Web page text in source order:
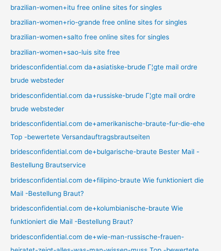
brazilian-women+itu free online sites for singles
brazilian-women+rio-grande free online sites for singles
brazilian-women+salto free online sites for singles
brazilian-women+sao-luis site free
bridesconfidential.com da+asiatiske-brude Г¦gte mail ordre
brude websteder
bridesconfidential.com da+russiske-brude Г¦gte mail ordre
brude websteder
bridesconfidential.com de+amerikanische-braute-fur-die-ehe
Top -bewertete Versandauftragsbrautseiten
bridesconfidential.com de+bulgarische-braute Bester Mail -
Bestellung Brautservice
bridesconfidential.com de+filipino-braute Wie funktioniert die
Mail -Bestellung Braut?
bridesconfidential.com de+kolumbianische-braute Wie
funktioniert die Mail -Bestellung Braut?
bridesconfidential.com de+wie-man-russische-frauen-